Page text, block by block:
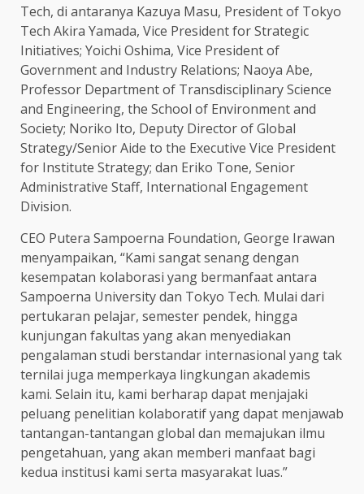
Tech, di antaranya Kazuya Masu, President of Tokyo
Tech Akira Yamada, Vice President for Strategic
Initiatives; Yoichi Oshima, Vice President of
Government and Industry Relations; Naoya Abe,
Professor Department of Transdisciplinary Science
and Engineering, the School of Environment and
Society; Noriko Ito, Deputy Director of Global
Strategy/Senior Aide to the Executive Vice President
for Institute Strategy; dan Eriko Tone, Senior
Administrative Staff, International Engagement
Division.
CEO Putera Sampoerna Foundation, George Irawan
menyampaikan, “Kami sangat senang dengan
kesempatan kolaborasi yang bermanfaat antara
Sampoerna University dan Tokyo Tech. Mulai dari
pertukaran pelajar, semester pendek, hingga
kunjungan fakultas yang akan menyediakan
pengalaman studi berstandar internasional yang tak
ternilai juga memperkaya lingkungan akademis
kami. Selain itu, kami berharap dapat menjajaki
peluang penelitian kolaboratif yang dapat menjawab
tantangan-tantangan global dan memajukan ilmu
pengetahuan, yang akan memberi manfaat bagi
kedua institusi kami serta masyarakat luas.”